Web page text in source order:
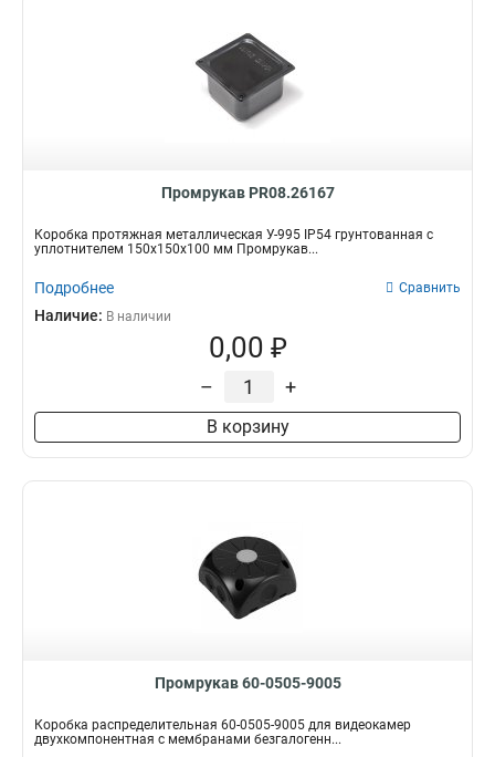
Промрукав PR08.26167
Коробка протяжная металлическая У-995 IP54 грунтованная с
уплотнителем 150х150х100 мм Промрукав...
Подробнее Сравнить
Наличие: В наличии
0,00 ₽
– +
В корзину
Промрукав 60-0505-9005
Коробка распределительная 60-0505-9005 для видеокамер
двухкомпонентная с мембранами безгалогенн...